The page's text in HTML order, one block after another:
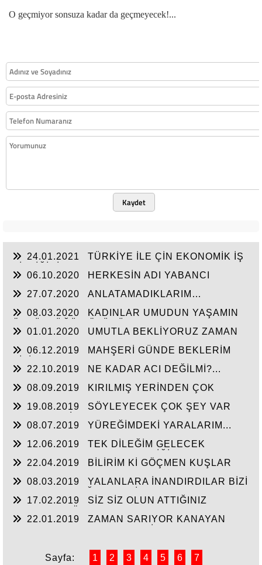
O geçmiyor sonsuza kadar da geçmeyecek!...
Kaydet
24.01.2021
TÜRKİYE İLE ÇİN EKONOMİK İŞ
06.10.2020
HERKESİN ADI YABANCI
27.07.2020
ANLATAMADIKLARIM…
08.03.2020
KADINLAR UMUDUN YAŞAMIN
01.01.2020
UMUTLA BEKLİYORUZ ZAMAN
06.12.2019
MAHŞERİ GÜNDE BEKLERİM
22.10.2019
NE KADAR ACI DEĞİLMİ?...
08.09.2019
KIRILMIŞ YERİNDEN ÇOK
19.08.2019
SÖYLEYECEK ÇOK ŞEY VAR
08.07.2019
YÜREĞİMDEKİ YARALARIM...
12.06.2019
TEK DİLEĞİM GELECEK
YAŞATMASI...
22.04.2019
BİLİRİM Kİ GÖÇMEN KUŞLAR
08.03.2019
YALANLARA İNANDIRDILAR BİZİ
17.02.2019
SİZ SİZ OLUN ATTIĞINIZ
22.01.2019
ZAMAN SARIYOR KANAYAN
Sayfa: 1 2 3 4 5 6 7